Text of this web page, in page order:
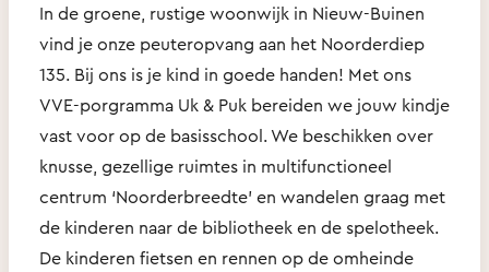
In de groene, rustige woonwijk in Nieuw-Buinen
vind je onze peuteropvang aan het Noorderdiep
135. Bij ons is je kind in goede handen! Met ons
VVE-porgramma Uk & Puk bereiden we jouw kindje
vast voor op de basisschool. We beschikken over
knusse, gezellige ruimtes in multifunctioneel
centrum ‘Noorderbreedte’ en wandelen graag met
de kinderen naar de bibliotheek en de spelotheek.
De kinderen fietsen en rennen op de omheinde